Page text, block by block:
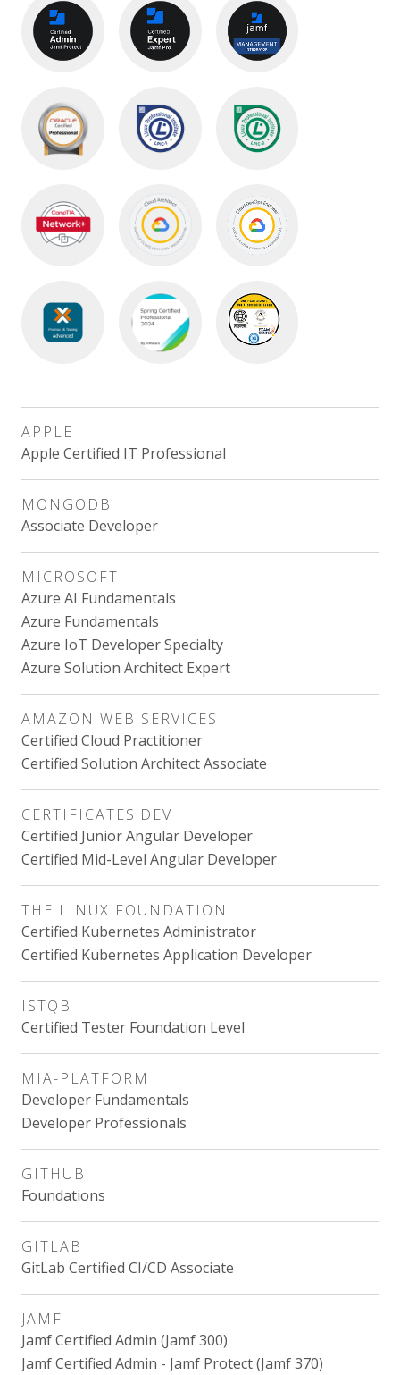
APPLE
Apple Certified IT Professional
MONGODB
Associate Developer
MICROSOFT
Azure AI Fundamentals
Azure Fundamentals
Azure IoT Developer Specialty
Azure Solution Architect Expert
AMAZON WEB SERVICES
Certified Cloud Practitioner
Certified Solution Architect Associate
CERTIFICATES.DEV
Certified Junior Angular Developer
Certified Mid-Level Angular Developer
THE LINUX FOUNDATION
Certified Kubernetes Administrator
Certified Kubernetes Application Developer
ISTQB
Certified Tester Foundation Level
MIA-PLATFORM
Developer Fundamentals
Developer Professionals
GITHUB
Foundations
GITLAB
GitLab Certified CI/CD Associate
JAMF
Jamf Certified Admin (Jamf 300)
Jamf Certified Admin - Jamf Protect (Jamf 370)